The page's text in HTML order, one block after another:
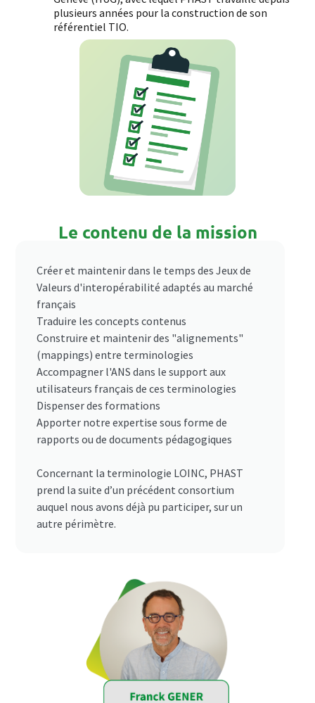
plusieurs années pour la construction de son
référentiel TIO.
Le contenu de la mission
Créer et maintenir dans le temps des Jeux de
Valeurs d'interopérabilité adaptés au marché
français
Traduire les concepts contenus
Construire et maintenir des "alignements"
(mappings) entre terminologies
Accompagner l'ANS dans le support aux
utilisateurs français de ces terminologies
Dispenser des formations
Apporter notre expertise sous forme de
rapports ou de documents pédagogiques
Concernant la terminologie LOINC, PHAST
prend la suite d’un précédent consortium
auquel nous avons déjà pu participer, sur un
autre périmètre.